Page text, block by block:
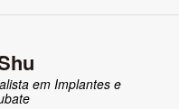
em Implantes e